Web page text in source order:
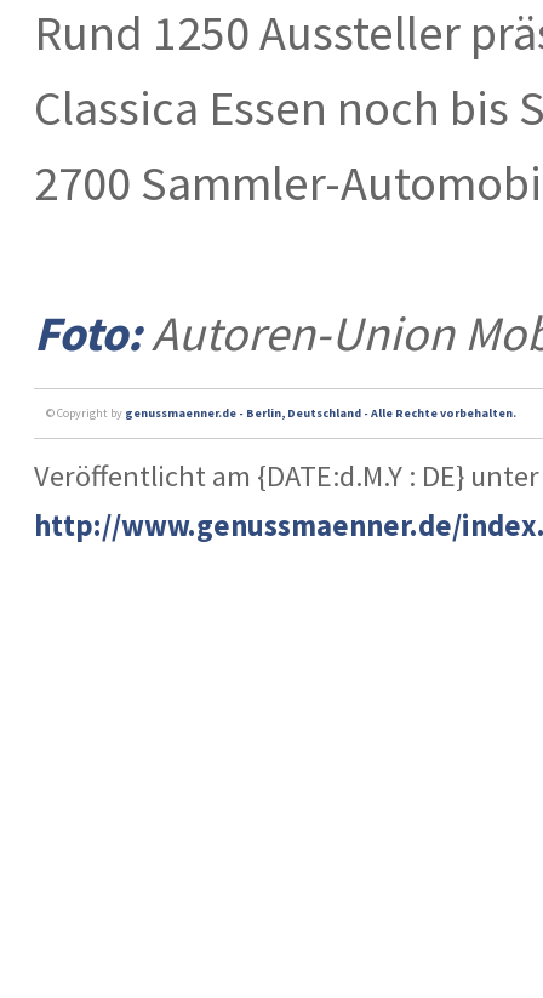
Rund 1250 Aussteller
Classica Essen noch bis
2700 Sammler-
Foto:Autoren-Union
© Copyright by genussmaenner.de - Berlin, Deutschland - Alle Rechte vorbehalten.
Veröffentlicht am {DATE:d.M.Y : DE}
http://www.genussmaenner.de/